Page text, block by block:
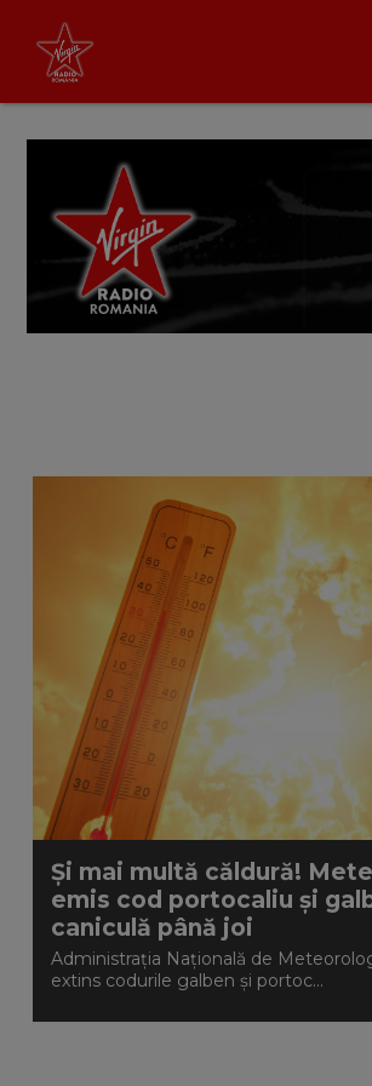
Și mai multă căldură!
emis cod portocaliu și
caniculă până joi
Administrația Națională de
extins codurile galben și portoc...